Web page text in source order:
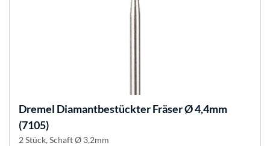
Dremel Diamantbestückter Fräser Ø 4,4mm
(7105)
2 Stück, Schaft Ø 3,2mm